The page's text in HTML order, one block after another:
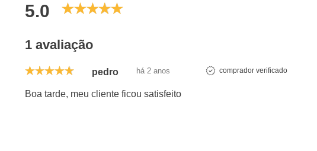
5.0
1 avaliação
pedro há 2 anos comprador verificado
Boa tarde, meu cliente ficou satisfeito